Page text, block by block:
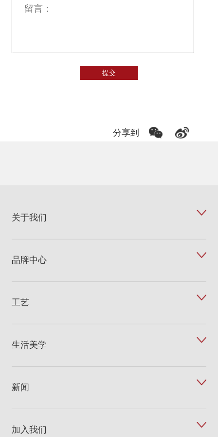
分享到
关于我们
品牌中心
工艺
生活美学
新闻
加入我们